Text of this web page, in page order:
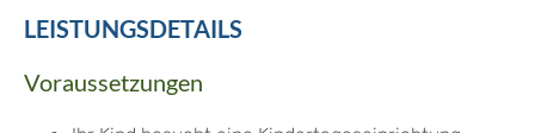
LEISTUNGSDETAILS
Voraussetzungen